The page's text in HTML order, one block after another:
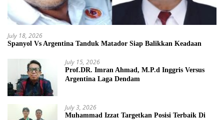
July 18, 2026
Spanyol Vs Argentina Tanduk Matador Siap Balikkan Keadaan
July 15, 2026
Prof.DR. Imran Ahmad, M.P.d Inggris Versus
Argentina Laga Dendam
July 3, 2026
Muhammad Izzat Targetkan Posisi Terbaik Di